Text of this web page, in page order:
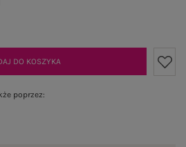
DO KOSZYKA
poprzez: